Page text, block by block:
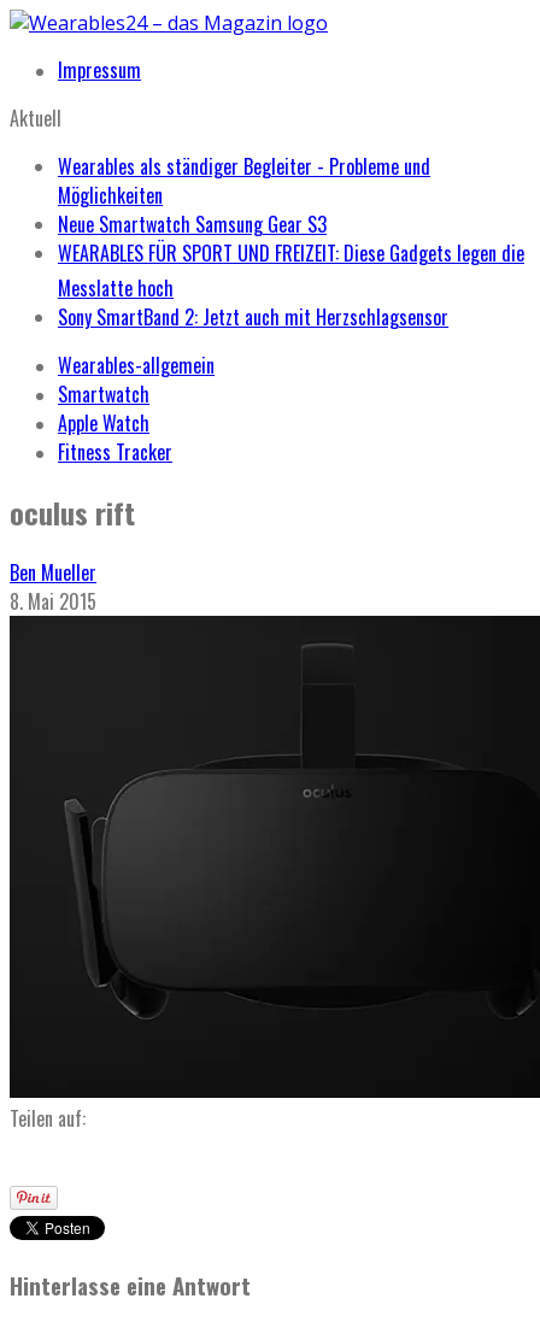
Impressum
Aktuell
Wearables als ständiger Begleiter - Probleme und
Möglichkeiten
Neue Smartwatch Samsung Gear S3
WEARABLES FÜR SPORT UND FREIZEIT: Diese Gadgets legen die
Messlatte hoch
Sony SmartBand 2: Jetzt auch mit Herzschlagsensor
Wearables-allgemein
Smartwatch
Apple Watch
Fitness Tracker
oculus rift
Ben Mueller
8. Mai 2015
Teilen auf:
Hinterlasse eine Antwort